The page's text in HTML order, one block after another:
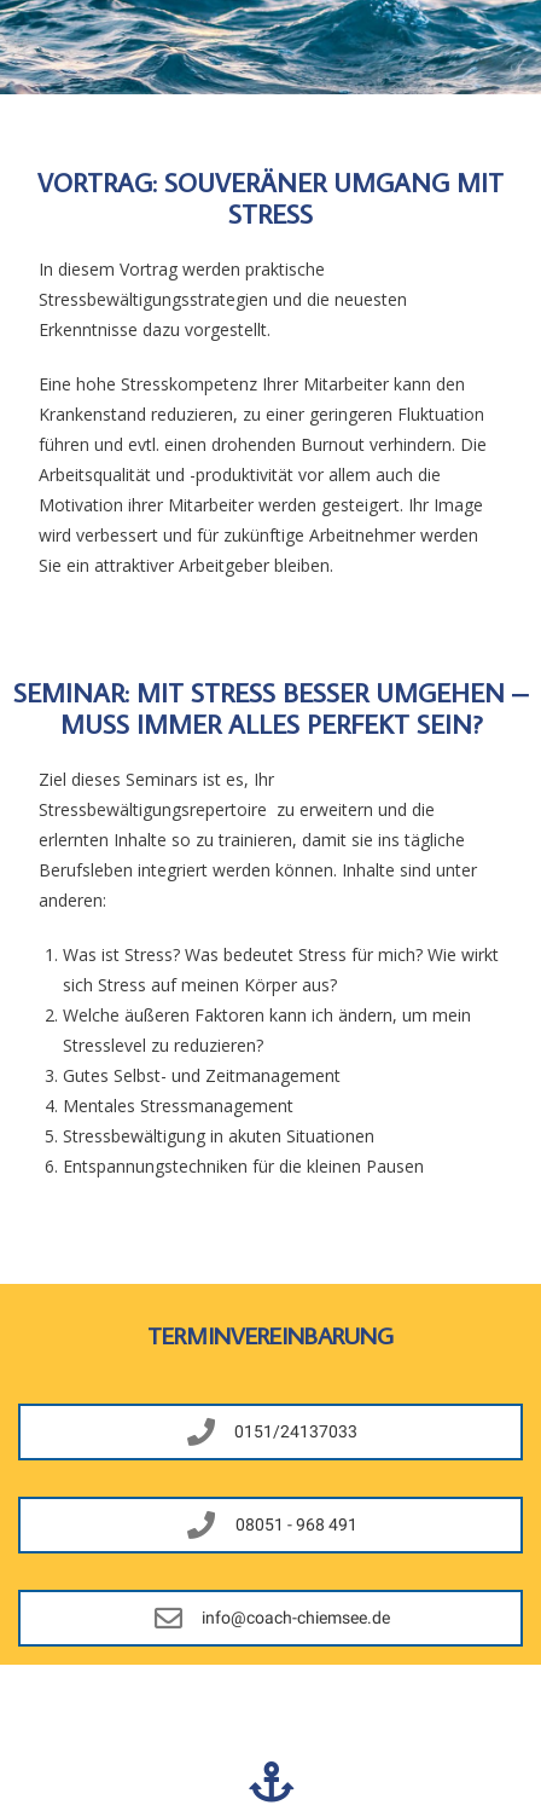
VORTRAG: SOUVERÄNER UMGANG MIT
STRESS
In diesem Vortrag werden praktische
Stressbewältigungsstrategien und die neuesten
Erkenntnisse dazu vorgestellt.
Eine hohe Stresskompetenz Ihrer Mitarbeiter kann den
Krankenstand reduzieren, zu einer geringeren Fluktuation
führen und evtl. einen drohenden Burnout verhindern. Die
Arbeitsqualität und -produktivität vor allem auch die
Motivation ihrer Mitarbeiter werden gesteigert. Ihr Image
wird verbessert und für zukünftige Arbeitnehmer werden
Sie ein attraktiver Arbeitgeber bleiben.
SEMINAR: MIT STRESS BESSER UMGEHEN –
MUSS IMMER ALLES PERFEKT SEIN?
Ziel dieses Seminars ist es, Ihr
Stressbewältigungsrepertoire zu erweitern und die
erlernten Inhalte so zu trainieren, damit sie ins tägliche
Berufsleben integriert werden können. Inhalte sind unter
anderen:
Was ist Stress? Was bedeutet Stress für mich? Wie wirkt
sich Stress auf meinen Körper aus?
Welche äußeren Faktoren kann ich ändern, um mein
Stresslevel zu reduzieren?
Gutes Selbst- und Zeitmanagement
Mentales Stressmanagement
Stressbewältigung in akuten Situationen
Entspannungstechniken für die kleinen Pausen
TERMINVEREINBARUNG
0151/24137033
08051 - 968 491
info@coach-chiemsee.de